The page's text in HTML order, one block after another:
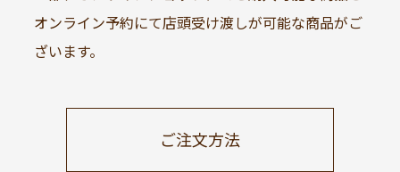
オンライン予約にて店頭受け渡しが可能な商品がご
ざいます。
ご注文方法